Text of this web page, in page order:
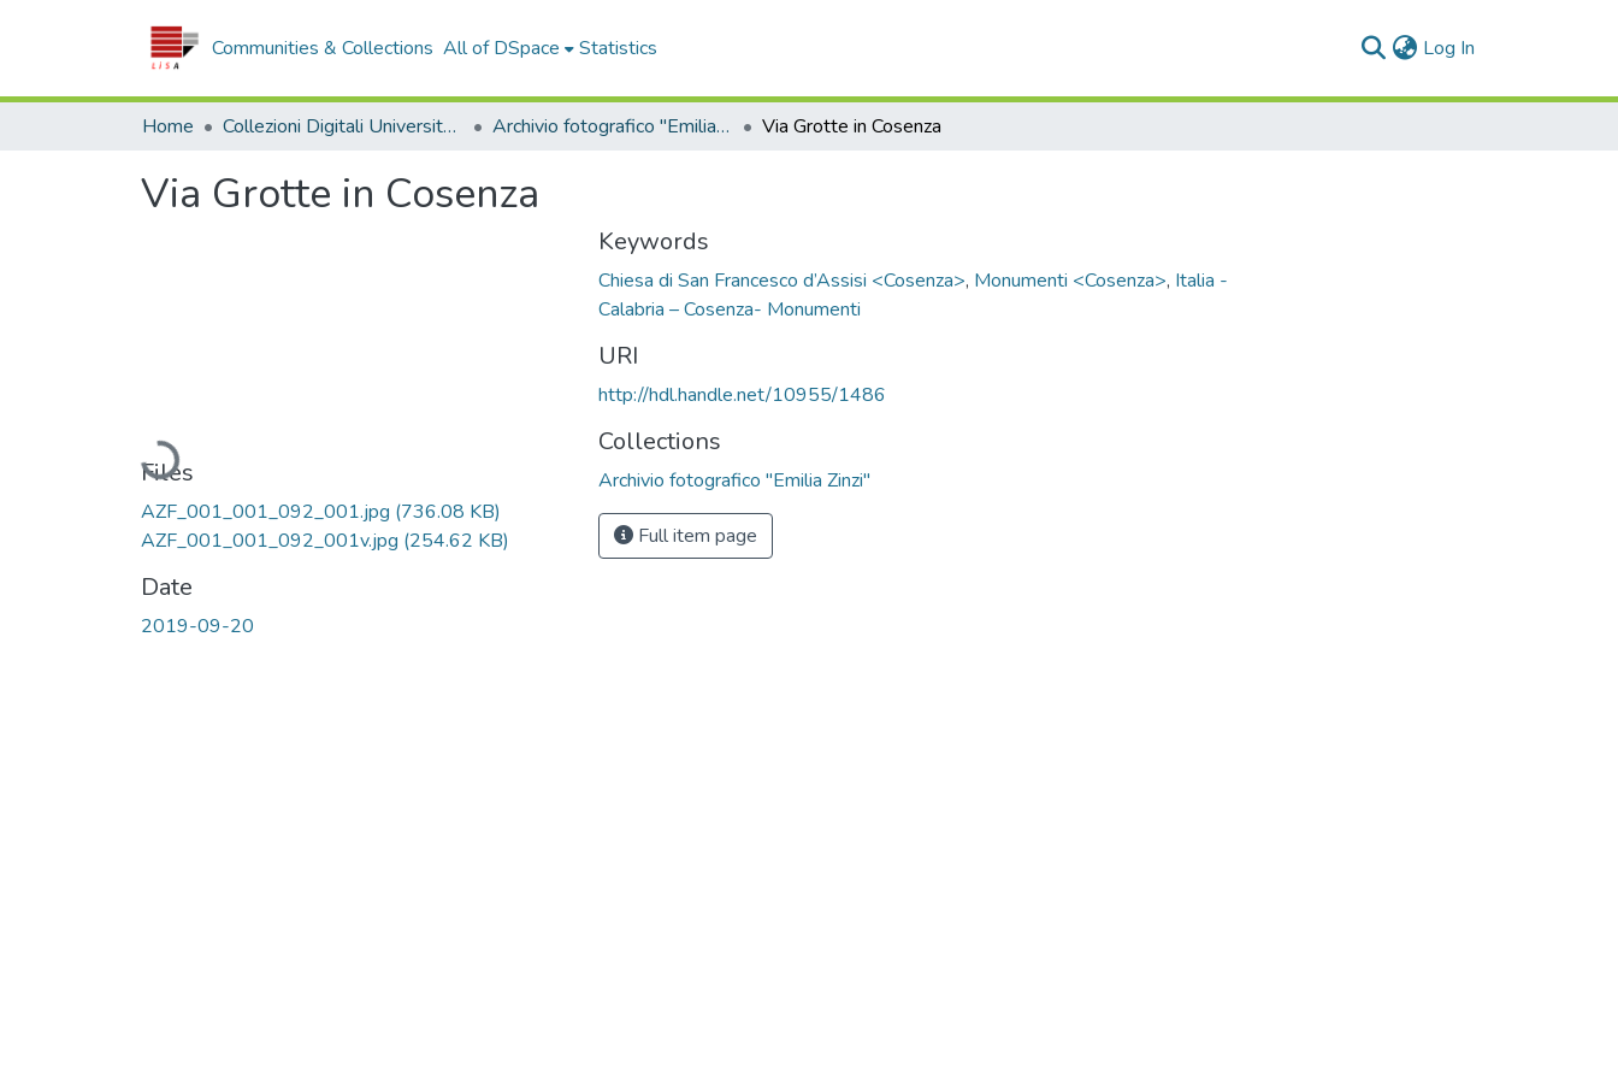
Communities & Collections All of DSpace Statistics Log In
Home Collezioni Digitali Università della Calabria Archivio fotografico "Emilia Zinzi" Via Grotte in Cosenza
Via Grotte in Cosenza
Loading...
Files
AZF_001_001_092_001.jpg (736.08 KB)
AZF_001_001_092_001v.jpg (254.62 KB)
Date
2019-09-20
Keywords
Chiesa di San Francesco d’Assisi <Cosenza>, Monumenti <Cosenza>, Italia -
Calabria – Cosenza- Monumenti
URI
http://hdl.handle.net/10955/1486
Collections
Archivio fotografico "Emilia Zinzi"
Full item page